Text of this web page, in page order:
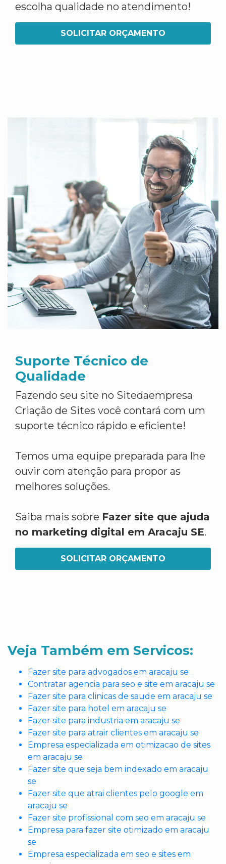
escolha qualidade no atendimento!
SOLICITAR ORÇAMENTO
Suporte Técnico de
Qualidade
Fazendo seu site no Sitedaempresa
Criação de Sites você contará com um
suporte técnico rápido e eficiente!
Temos uma equipe preparada para lhe
ouvir com atenção para propor as
melhores soluções.
Saiba mais sobre Fazer site que ajuda
no marketing digital em Aracaju SE.
SOLICITAR ORÇAMENTO
Veja Também em Servicos:
Fazer site para advogados em aracaju se
Contratar agencia para seo e site em aracaju se
Fazer site para clinicas de saude em aracaju se
Fazer site para hotel em aracaju se
Fazer site para industria em aracaju se
Fazer site para atrair clientes em aracaju se
Empresa especializada em otimizacao de sites
em aracaju se
Fazer site que seja bem indexado em aracaju
se
Fazer site que atrai clientes pelo google em
aracaju se
Fazer site profissional com seo em aracaju se
Empresa para fazer site otimizado em aracaju
se
Empresa especializada em seo e sites em